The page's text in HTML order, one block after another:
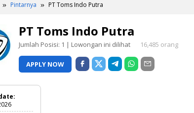
Pintarnya PT Toms Indo Putra
PT Toms Indo Putra
Jumlah Posisi: 1 | Lowongan ini dilihat 16,485 orang
APPLY NOW